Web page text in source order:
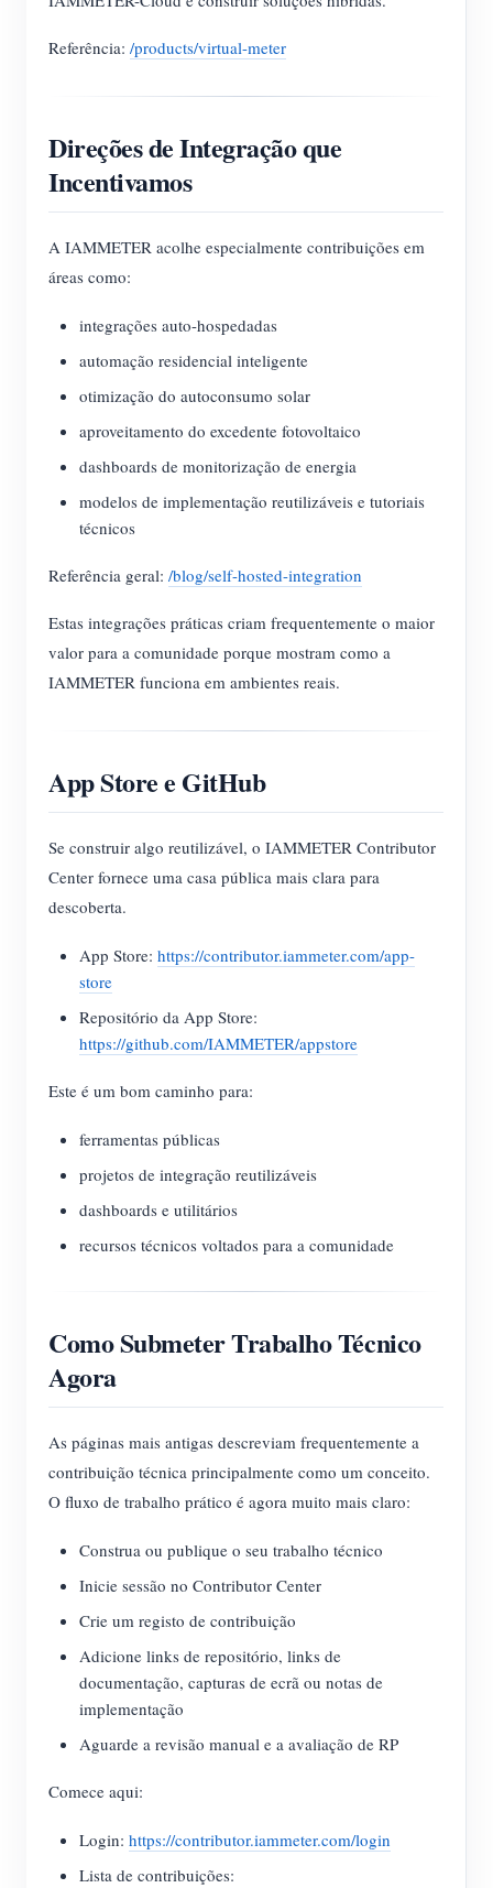
Referência: /products/virtual-meter
Direções de Integração que
Incentivamos
A IAMMETER acolhe especialmente contribuições em
áreas como:
integrações auto-hospedadas
automação residencial inteligente
otimização do autoconsumo solar
aproveitamento do excedente fotovoltaico
dashboards de monitorização de energia
modelos de implementação reutilizáveis e tutoriais
técnicos
Referência geral: /blog/self-hosted-integration
Estas integrações práticas criam frequentemente o maior
valor para a comunidade porque mostram como a
IAMMETER funciona em ambientes reais.
App Store e GitHub
Se construir algo reutilizável, o IAMMETER Contributor
Center fornece uma casa pública mais clara para
descoberta.
App Store: https://contributor.iammeter.com/app-
store
Repositório da App Store:
https://github.com/IAMMETER/appstore
Este é um bom caminho para:
ferramentas públicas
projetos de integração reutilizáveis
dashboards e utilitários
recursos técnicos voltados para a comunidade
Como Submeter Trabalho Técnico
Agora
As páginas mais antigas descreviam frequentemente a
contribuição técnica principalmente como um conceito.
O fluxo de trabalho prático é agora muito mais claro:
Construa ou publique o seu trabalho técnico
Inicie sessão no Contributor Center
Crie um registo de contribuição
Adicione links de repositório, links de
documentação, capturas de ecrã ou notas de
implementação
Aguarde a revisão manual e a avaliação de RP
Comece aqui:
Login: https://contributor.iammeter.com/login
Lista de contribuições: